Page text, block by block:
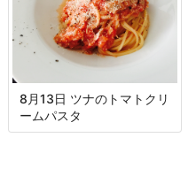
8月13日 ツナのトマトクリ
ームパスタ